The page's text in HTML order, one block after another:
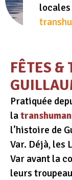
locales
FÊTES &
Pratiquée
la
l’histoire de
Var. Déjà, les
Var avant la
leurs